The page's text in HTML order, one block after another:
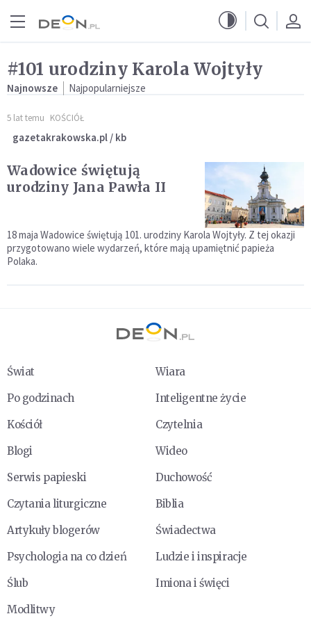
#101 urodziny Karola Wojtyły
Najnowsze Najpopularniejsze
5 lat temu KOŚCIÓŁ
gazetakrakowska.pl / kb
Wadowice świętują
urodziny Jana Pawła II
18 maja Wadowice świętują 101. urodziny Karola Wojtyły. Z tej okazji
przygotowano wiele wydarzeń, które mają upamiętnić papieża
Polaka.
Świat
Wiara
Po godzinach
Inteligentne życie
Kościół
Czytelnia
Blogi
Wideo
Serwis papieski
Duchowość
Czytania liturgiczne
Biblia
Artykuły blogerów
Świadectwa
Psychologia na co dzień
Ludzie i inspiracje
Ślub
Imiona i święci
Modlitwy